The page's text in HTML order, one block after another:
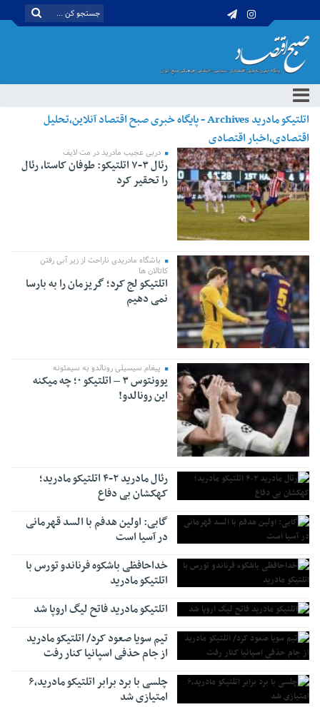
اتلتیکو مادرید Archives - پایگاه خبری صبح اقتصاد آنلاین،تحلیل
اقتصادی،اخبار اقتصادی
دربی عجیب مادرید در مت لایف
رئال ۳-۷ اتلتیکو: طوفان کاستا، رئال
را تحقیر کرد
باشگاه مادریدی ناراحت از زیر آبی رفتن
کاتالان ها
اتلتیکو لج کرد؛ گریزمان را به بارسا
نمی دهیم
پیغام سیسیلی رونالدو به سیمئونه
یوونتوس ۳ – اتلتیکو ۰؛ چه میکنه
این رونالدو!
رئال مادرید ۲-۴ اتلتیکو مادرید؛
کهکشان بی دفاع
گابی: اولین هدفم با السد قهرمانی
در آسیا است
خداحافظی باشکوه فرناندو تورس با
اتلتیکو مادرید
اتلتیکو مادرید فاتح لیگ اروپا شد
تیم سویا صعود کرد/ اتلتیکو مادرید
از جام حذفی اسپانیا کنار رفت
چلسی با برد برابر اتلتیکو مادرید،۶
امتیازی شد